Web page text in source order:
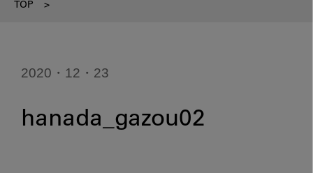
TOP >
2020・12・23
hanada_gazou02